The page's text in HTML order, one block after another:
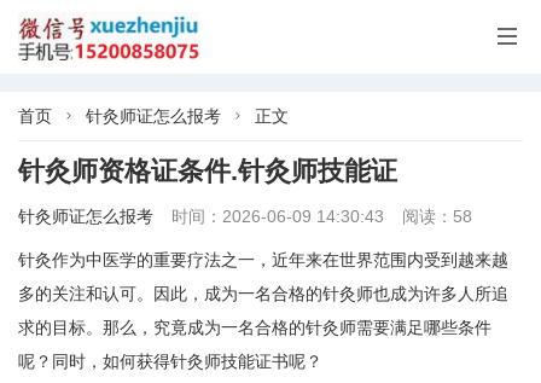

首页  针灸师证怎么报考  正文
针灸师资格证条件.针灸师技能证
针灸师证怎么报考 时间：2026-06-09 14:30:43 阅读：58
针灸作为中医学的重要疗法之一，近年来在世界范围内受到越来越
多的关注和认可。因此，成为一名合格的针灸师也成为许多人所追
求的目标。那么，究竟成为一名合格的针灸师需要满足哪些条件
呢？同时，如何获得针灸师技能证书呢？